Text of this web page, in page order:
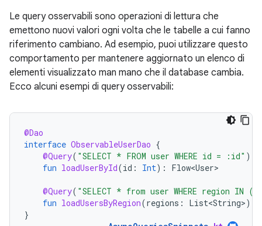
Le query osservabili sono operazioni di lettura che
emettono nuovi valori ogni volta che le tabelle a cui fanno
riferimento cambiano. Ad esempio, puoi utilizzare questo
comportamento per mantenere aggiornato un elenco di
elementi visualizzato man mano che il database cambia.
Ecco alcuni esempi di query osservabili:
@Dao
interface ObservableUserDao {
@Query( "SELECT * FROM user WHERE id = :id" )
fun loadUserById(id : Int): Flow<User>
@Query( "SELECT * from user WHERE region IN
fun loadUsersByRegion(regions : List<String>):
}